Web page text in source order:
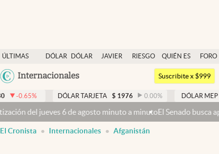
ÚLTIMAS
NOTICIAS
DÓLAR
DÓLAR
JAVIER
RIESGO
QUIÉN ES
QUIÉN
FORO
Argentina
México
Internacionales
Dólar
Members
Economía y Política
Finanzas y Mercados
Mercados Online
Suscribite x $999
DÓLAR TARJETA $ 1976 0.00 % DÓLAR MEP 1521,17
minuto a minutoEl Senado busca aprobar la Ley de Propiedad
El Cronista Internacionales Afganistán